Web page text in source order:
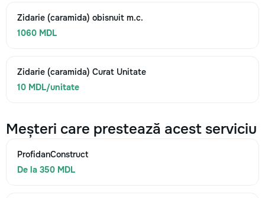
Zidarie (caramida) obisnuit m.c.
1060 MDL
Zidarie (caramida) Curat Unitate
10 MDL/unitate
Meșteri care prestează acest serviciu
ProfidanConstruct
De la 350 MDL